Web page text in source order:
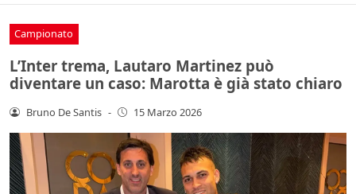
Campionato
L’Inter trema, Lautaro Martinez può
diventare un caso: Marotta è già stato chiaro
Bruno De Santis - 15 Marzo 2026